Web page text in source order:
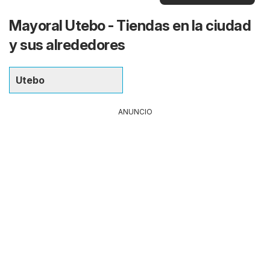
Mayoral Utebo - Tiendas en la ciudad
y sus alrededores
Utebo
ANUNCIO